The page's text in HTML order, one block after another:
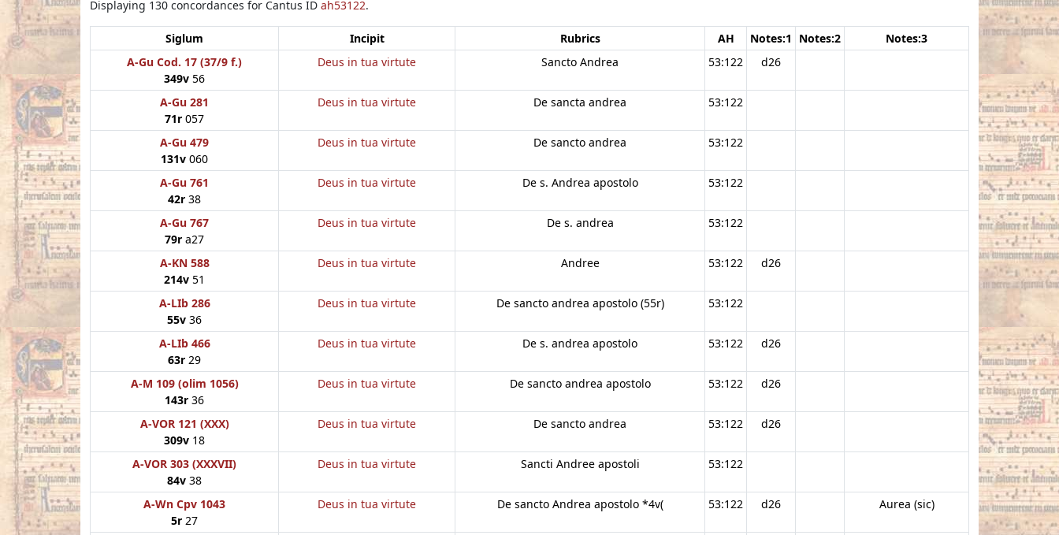
Displaying 130 concordances for Cantus ID ah53122.
Siglum Incipit Rubrics AH Notes:1 Notes:2
Notes:3
A-Gu Cod. 17 (37/9 f.)
349v 56
Deus in tua virtute Sancto Andrea 53:122 d26
A-Gu 281
71r 057
Deus in tua virtute De sancta andrea 53:122
A-Gu 479
131v 060
Deus in tua virtute De sancto andrea 53:122
A-Gu 761
42r 38
Deus in tua virtute De s. Andrea apostolo 53:122
A-Gu 767
79r a27
Deus in tua virtute De s. andrea 53:122
A-KN 588
214v 51
Deus in tua virtute Andree 53:122 d26
A-LIb 286
55v 36
Deus in tua virtute De sancto andrea apostolo (55r) 53:122
A-LIb 466
63r 29
Deus in tua virtute De s. andrea apostolo 53:122 d26
A-M 109 (olim 1056)
143r 36
Deus in tua virtute De sancto andrea apostolo 53:122 d26
A-VOR 121 (XXX)
309v 18
Deus in tua virtute De sancto andrea 53:122 d26
A-VOR 303 (XXXVII)
84v 38
Deus in tua virtute Sancti Andree apostoli 53:122
A-Wn Cpv 1043
5r 27
Deus in tua virtute De sancto Andrea apostolo *4v( 53:122 d26 Aurea (sic)